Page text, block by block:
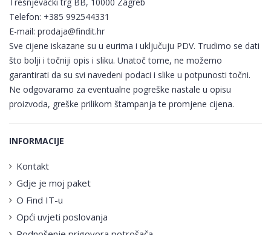
Telefon: +385 992544331
E-mail: prodaja@findit.hr
Sve cijene iskazane su u eurima i uključuju PDV. Trudimo se dati
što bolji i točniji opis i sliku. Unatoč tome, ne možemo
garantirati da su svi navedeni podaci i slike u potpunosti točni.
Ne odgovaramo za eventualne pogreške nastale u opisu
proizvoda, greške prilikom štampanja te promjene cijena.
INFORMACIJE
Kontakt
Gdje je moj paket
O Find IT-u
Opći uvjeti poslovanja